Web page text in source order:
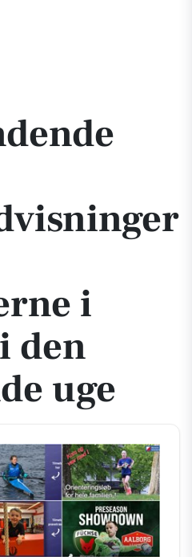
- oplev aktiviteterne i
i
den
uge